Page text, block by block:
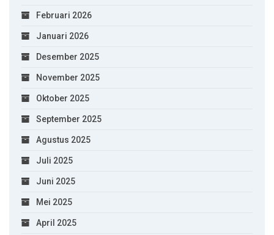
Februari 2026
Januari 2026
Desember 2025
November 2025
Oktober 2025
September 2025
Agustus 2025
Juli 2025
Juni 2025
Mei 2025
April 2025